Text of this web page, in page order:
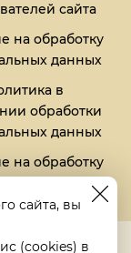
сайта
на обработку
данных
в
обработки
данных
на обработку
(cookies)
сайта, вы
(cookies) в